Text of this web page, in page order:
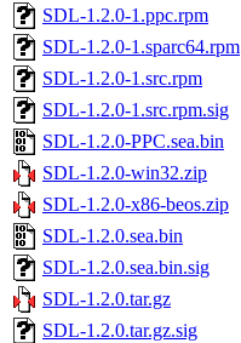
SDL-1.2.0-1.ppc.rpm
SDL-1.2.0-1.sparc64.rpm
SDL-1.2.0-1.src.rpm
SDL-1.2.0-1.src.rpm.sig
SDL-1.2.0-PPC.sea.bin
SDL-1.2.0-win32.zip
SDL-1.2.0-x86-beos.zip
SDL-1.2.0.sea.bin
SDL-1.2.0.sea.bin.sig
SDL-1.2.0.tar.gz
SDL-1.2.0.tar.gz.sig